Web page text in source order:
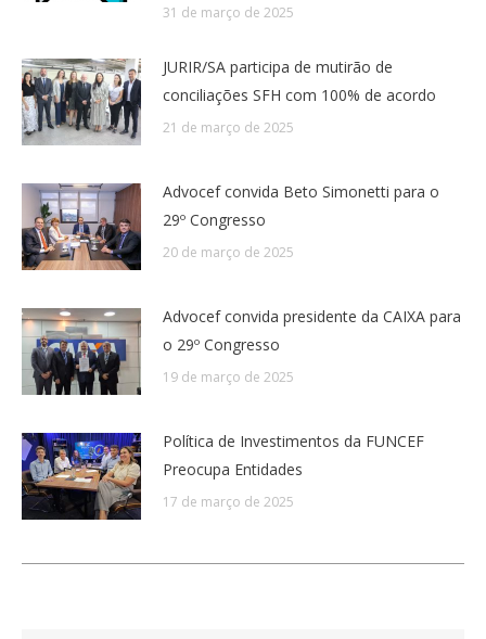
31 de março de 2025
JURIR/SA participa de mutirão de
conciliações SFH com 100% de acordo
21 de março de 2025
Advocef convida Beto Simonetti para o
29º Congresso
20 de março de 2025
Advocef convida presidente da CAIXA para
o 29º Congresso
19 de março de 2025
Política de Investimentos da FUNCEF
Preocupa Entidades
17 de março de 2025